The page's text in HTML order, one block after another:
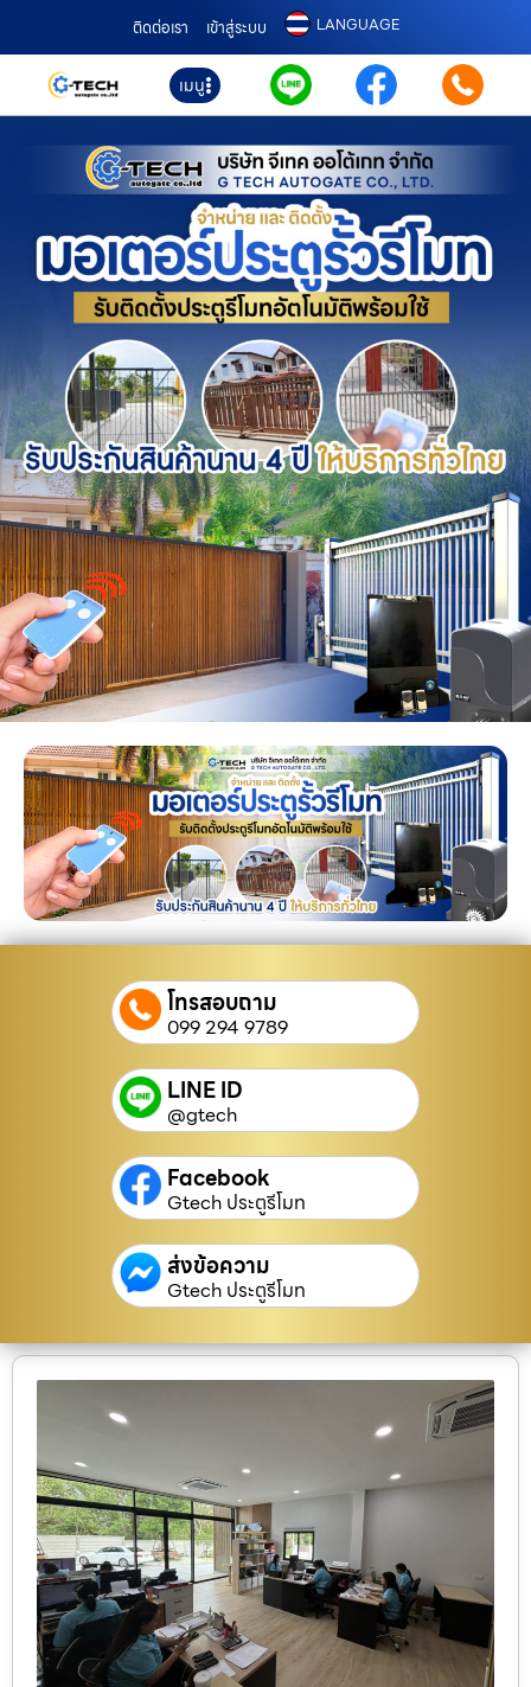
ติดต่อเรา เข้าสู่ระบบ LANGUAGE
เมนู
โทรสอบถาม
099 294 9789
LINE ID
@gtech
Facebook
Gtech ประตูรีโมท
ส่งข้อความ
Gtech ประตูรีโมท